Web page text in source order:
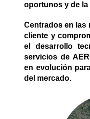
oportunos y de
Centrados en las
cliente y
el desarrollo
servicios de
en evolución
del mercado.